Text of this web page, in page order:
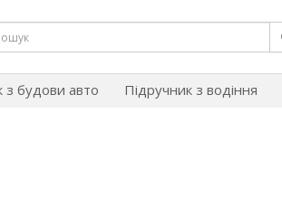
з будови авто Підручник з водіння